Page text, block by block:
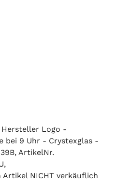
Logo -
bei 9 Uhr - Crystexglas -
ArtikelNr.
NICHT verkäuflich